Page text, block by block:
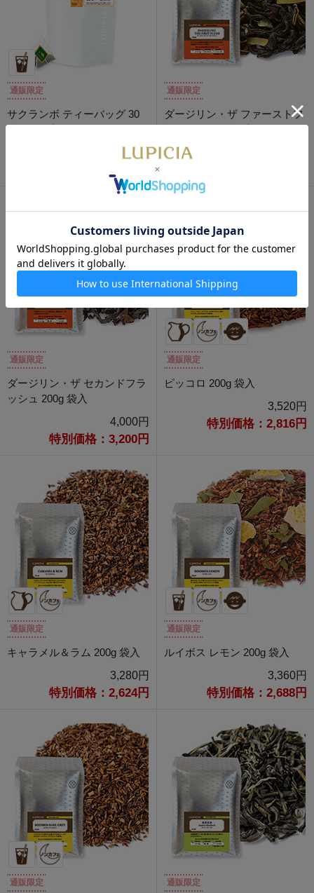
通販限定
サクランボ ティーバッグ 30
個パック入
2,700円
通販限定
ダージリン・ザ ファーストフ
通販限定
ダージリン・ザ セカンドフラ
ッシュ 200g 袋入
4,000円
特別価格：3,200円
通販限定
ピッコロ 200g 袋入
3,520円
特別価格：2,816円
通販限定
キャラメル＆ラム 200g 袋入
3,280円
特別価格：2,624円
通販限定
ルイボス レモン 200g 袋入
3,360円
特別価格：2,688円
通販限定 通販限定